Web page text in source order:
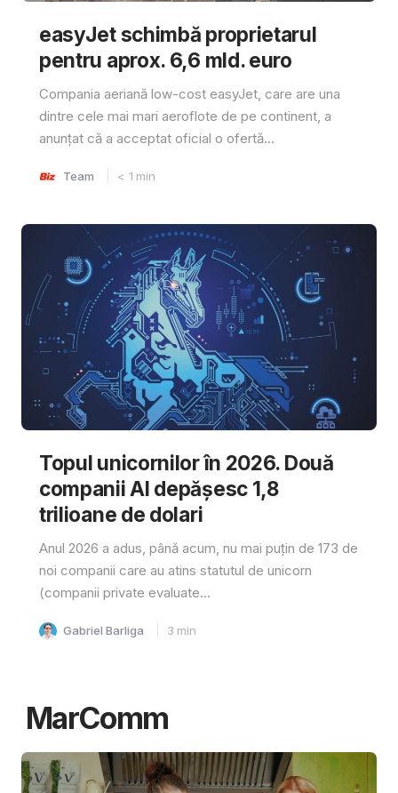
easyJet schimbă proprietarul
pentru aprox. 6,6 mld. euro
Compania aeriană low-cost easyJet, care are una
dintre cele mai mari aeroflote de pe continent, a
anunțat că a acceptat oficial o ofertă...
Team < 1 min
Topul unicornilor în 2026. Două
companii AI depășesc 1,8
trilioane de dolari
Anul 2026 a adus, până acum, nu mai puțin de 173 de
noi companii care au atins statutul de unicorn
(companii private evaluate...
Gabriel Barliga 3 min
MarComm